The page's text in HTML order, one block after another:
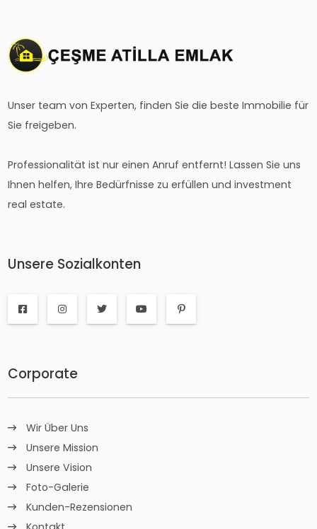
Unser team von Experten, finden Sie die beste Immobilie für
Sie freigeben.
Professionalität ist nur einen Anruf entfernt! Lassen Sie uns
Ihnen helfen, Ihre Bedürfnisse zu erfüllen und investment
real estate.
Unsere Sozialkonten
Corporate
Wir Über Uns
Unsere Mission
Unsere Vision
Foto-Galerie
Kunden-Rezensionen